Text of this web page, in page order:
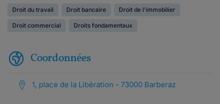
Droit du travail Droit bancaire Droit de l'immobilier
Droit commercial Droits fondamentaux
Coordonnées
1, place de la Libération - 73000 Barberaz